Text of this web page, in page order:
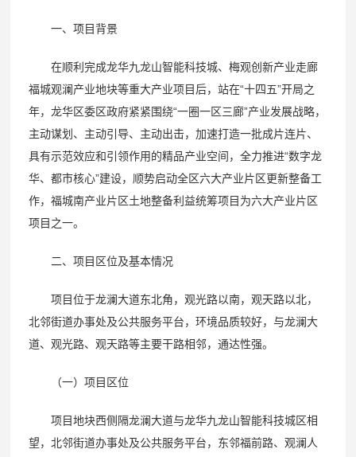
一、项目背景
在顺利完成龙华九龙山智能科技城、梅观创新产业走廊
福城观澜产业地块等重大产业项目后，站在“十四五”开局之
年，龙华区委区政府紧紧围绕“一圈一区三廊”产业发展战略，
主动谋划、主动引导、主动出击，加速打造一批成片连片、
具有示范效应和引领作用的精品产业空间，全力推进“数字龙
华、都市核心”建设，顺势启动全区六大产业片区更新整备工
作，福城南产业片区土地整备利益统筹项目为六大产业片区
项目之一。
二、项目区位及基本情况
项目位于龙澜大道东北角，观光路以南，观天路以北，
北邻街道办事处及公共服务平台，环境品质较好，与龙澜大
道、观光路、观天路等主要干路相邻，通达性强。
（一）项目区位
项目地块西侧隔龙澜大道与龙华九龙山智能科技城区相
望，北邻街道办事处及公共服务平台，东邻福前路、观澜人